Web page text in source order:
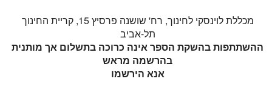
מכללת לוינסקי לחינוך, רח' שושנה פרסיץ 15, קריית החינוך
תל-אביב
ההשתתפות בהשקת הספר אינה כרוכה בתשלום אך מותנית
בהרשמה מראש
אנא הירשמו